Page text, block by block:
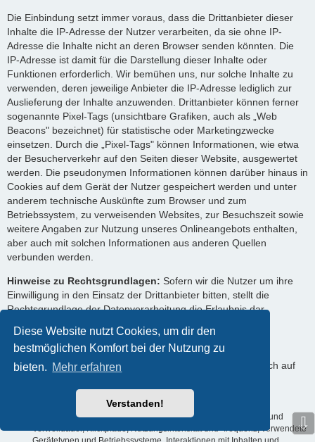
Diese Website nutzt Cookies, um dir den
bestmöglichen Komfort bei der Nutzung zu
bieten. Mehr erfahren
Verstanden!
Die Einbindung setzt immer voraus, dass die Drittanbieter dieser
Inhalte die IP-Adresse der Nutzer verarbeiten, da sie ohne IP-
Adresse die Inhalte nicht an deren Browser senden könnten. Die
IP-Adresse ist damit für die Darstellung dieser Inhalte oder
Funktionen erforderlich. Wir bemühen uns, nur solche Inhalte zu
verwenden, deren jeweilige Anbieter die IP-Adresse lediglich zur
Auslieferung der Inhalte anzuwenden. Drittanbieter können ferner
sogenannte Pixel-Tags (unsichtbare Grafiken, auch als „Web
Beacons" bezeichnet) für statistische oder Marketingzwecke
einsetzen. Durch die „Pixel-Tags" können Informationen, wie etwa
der Besucherverkehr auf den Seiten dieser Website, ausgewertet
werden. Die pseudonymen Informationen können darüber hinaus in
Cookies auf dem Gerät der Nutzer gespeichert werden und unter
anderem technische Auskünfte zum Browser und zum
Betriebssystem, zu verweisenden Websites, zur Besuchszeit sowie
weitere Angaben zur Nutzung unseres Onlineangebots enthalten,
aber auch mit solchen Informationen aus anderen Quellen
verbunden werden.
Hinweise zu Rechtsgrundlagen: Sofern wir die Nutzer um ihre
Einwilligung in den Einsatz der Drittanbieter bitten, stellt die
Rechtsgrundlage der Datenverarbeitung die Erlaubnis dar.
berechtigten Interessen (d. h. Interesse an effizienten,
wirtschaftlichen und empfängerfreundlichen Leistungen)
verarbeitet. In diesem Zusammenhang möchten wir Sie auch auf
Datenschutzerklärung hinweisen.
Verarbeitete Datenarten:Nutzungsdaten (z. B. Seitenaufrufe und
Verweildauer, Klickpfade, Nutzungsintensität und -frequenz, verwendete
⇩